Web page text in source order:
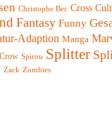
Christophe Bec Cross Cult
Fantasy Funny
Adaption Manga
Spirou Splitter
Zack Zombies